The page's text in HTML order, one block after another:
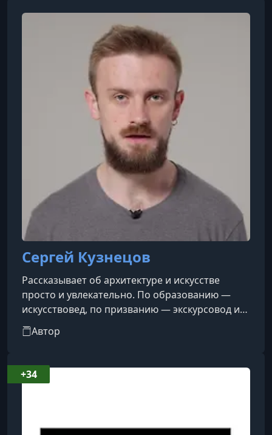
Сергей Кузнецов
Рассказывает об архитектуре и искусстве
просто и увлекательно. По образованию —
искусствовед, по призванию — экскурсовод и
лектор.
Автор
+34